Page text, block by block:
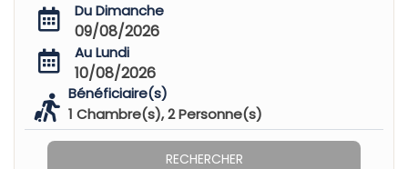
Du Dimanche
09/08/2026
Au Lundi
10/08/2026
Bénéficiaire(s)
1 Chambre(s),2Personne(s)
RECHERCHER